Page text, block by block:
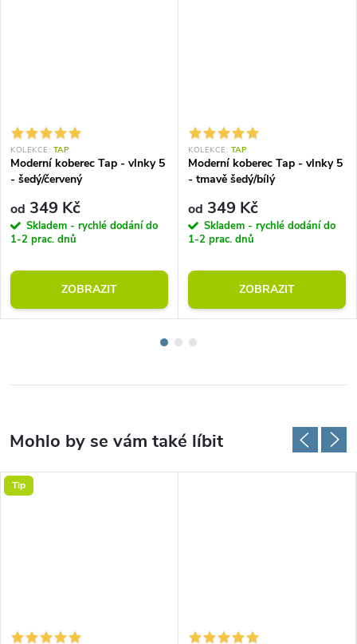
KOLEKCE: TAP
Moderní koberec Tap - vlnky 5
- šedý/červený
od 349 Kč
Skladem - rychlé dodání do
1-2 prac. dnů
ZOBRAZIT
KOLEKCE: TAP
Moderní koberec Tap - vlnky 5
- tmavě šedý/bílý
od 349 Kč
Skladem - rychlé dodání do
1-2 prac. dnů
ZOBRAZIT
Tip